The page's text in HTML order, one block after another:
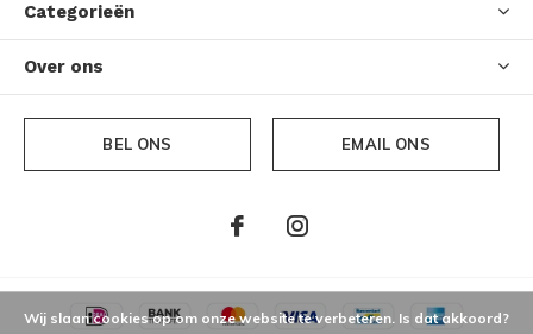
Categorieën
Over ons
BEL ONS EMAIL ONS
Wij slaan cookies op om onze website te verbeteren. Is dat akkoord?